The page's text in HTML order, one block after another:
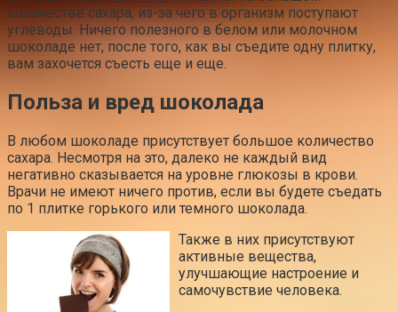
количестве сахара, из-за чего в организм поступают
углеводы. Ничего полезного в белом или молочном
шоколаде нет, после того, как вы съедите одну плитку,
вам захочется съесть еще и еще.
Польза и вред шоколада
В любом шоколаде присутствует большое количество
сахара. Несмотря на это, далеко не каждый вид
негативно сказывается на уровне глюкозы в крови.
Врачи не имеют ничего против, если вы будете съедать
по 1 плитке горького или темного шоколада.
Также в них присутствуют
активные вещества,
улучшающие настроение и
самочувствие человека.